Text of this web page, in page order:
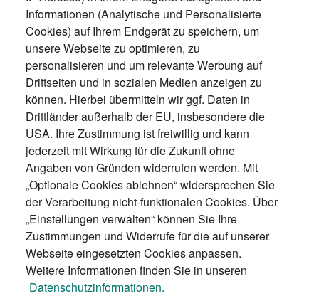
Gustav van Treeck
Werkstätten
Die Münchner Glasmalerei Gustav van
Treeck, gegründet 1887, fertigt
farbenprächtige Fenster und Mosaike
und restauriert jahrhundertealte Werke.
Die beiden Chefinnen behaupten sich
mit kreativen Ideen in einer
herausfordernden Branche.
5 Min.
Informationen (Analytische und Personalisierte
Cookies) auf Ihrem Endgerät zu speichern, um
unsere Webseite zu optimieren, zu
personalisieren und um relevante Werbung auf
Drittseiten und in sozialen Medien anzeigen zu
können. Hierbei übermitteln wir ggf. Daten in
Drittländer außerhalb der EU, insbesondere die
USA. Ihre Zustimmung ist freiwillig und kann
jederzeit mit Wirkung für die Zukunft ohne
Angaben von Gründen widerrufen werden. Mit
„Optionale Cookies ablehnen“ widersprechen Sie
der Verarbeitung nicht-funktionalen Cookies. Über
„Einstellungen verwalten“ können Sie Ihre
Zustimmungen und Widerrufe für die auf unserer
Webseite eingesetzten Cookies anpassen.
Weitere Informationen finden Sie in unseren
Datenschutzinformationen.